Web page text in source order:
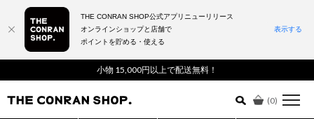
小物 15,000円以上で配送無料！
(0)
詳細検索はこちら
THE CONRAN SHOP公式アプリニューリリース
オンラインショップと店舗で
ポイントを貯める・使える
表示する